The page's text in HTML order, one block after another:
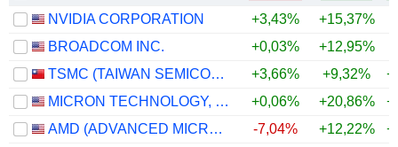
NVIDIA CORPORATION
+3,43% +15,37%
BROADCOM INC.
+0,03% +12,95%
TSMC (TAIWAN SEMICONDUCTOR MANUFACTURING COMPANY)
+3,66% +9,32%
MICRON TECHNOLOGY, INC.
+0,06% +20,86%
AMD (ADVANCED MICRO DEVICES)
-7,04% +12,22%